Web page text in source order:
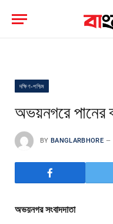
দক্ষিণ-পশ্চিম
অভয়নগরে পানের
BY BANGLARBHORE
অভয়নগর সংবাদদাতা